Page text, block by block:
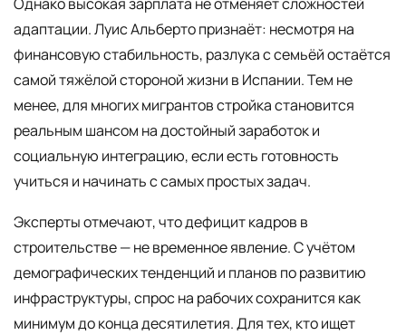
адаптации. Луис Альберто признаёт: несмотря на
финансовую стабильность, разлука с семьёй остаётся
самой тяжёлой стороной жизни в Испании. Тем не
менее, для многих мигрантов стройка становится
реальным шансом на достойный заработок и
социальную интеграцию, если есть готовность
учиться и начинать с самых простых задач.
Эксперты отмечают, что дефицит кадров в
строительстве — не временное явление. С учётом
демографических тенденций и планов по развитию
инфраструктуры, спрос на рабочих сохранится как
минимум до конца десятилетия. Для тех, кто ищет